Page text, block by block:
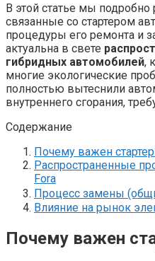
В этой статье мы
связанные со стартером
процедуры его ремонта и
актуальна в свете
гибридных автомобилей,
многие экологические
полностью вытеснили
внутреннего сгорания,
Содержание
Почему важен
Распространенные
Fora
Процесс замены
Влияние на рынок
Почему важен